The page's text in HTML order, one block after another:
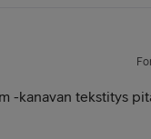
-kanavan tekstitys